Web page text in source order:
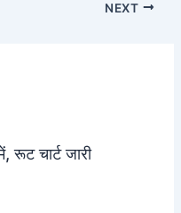
NEXT
रूट चार्ट जारी